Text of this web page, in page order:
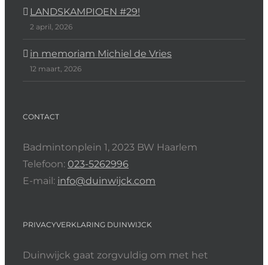
LANDSKAMPIOEN #29!
2 april, 2026
in memoriam Michiel de Vries
12 maart, 2026
CONTACT
Badmintonplein 1, 2023 BW Haarlem
Telefoon: 023-5262996
E-mail: info@duinwijck.com
PRIVACYVERKLARING DUINWIJCK
Duinwijck gaat zorgvuldig om met het